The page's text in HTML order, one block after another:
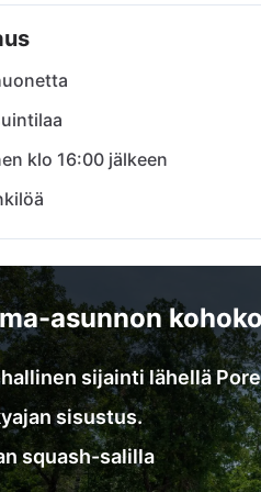
ostosmahdollisuuksia,
Tutustu lähellä sijaitsevaan
Vietä aurinkoisia
klo 16:00 jälkeen
asunnon
sijainti lähellä
sisustus.
squash-salilla